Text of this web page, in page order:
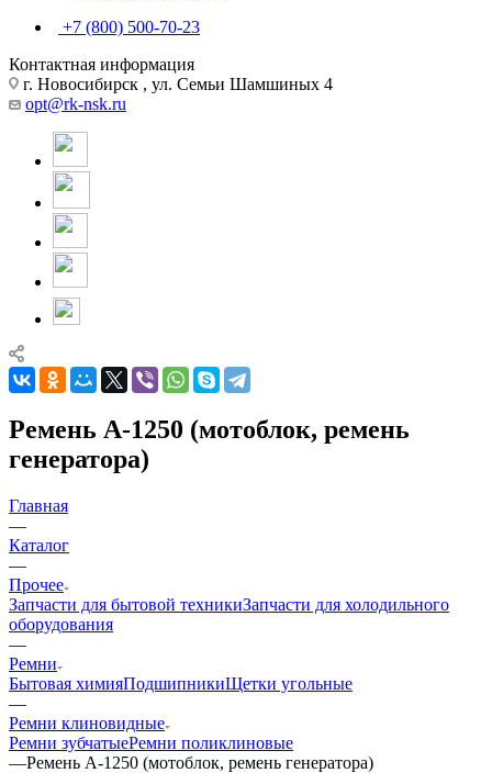
+7 (800) 500-70-23
Контактная информация
г. Новосибирск , ул. Семьи Шамшиных 4
opt@rk-nsk.ru
Ремень А-1250 (мотоблок, ремень
генератора)
Главная
—
Каталог
—
Прочее
Запчасти для бытовой техникиЗапчасти для холодильного
оборудования
—
Ремни
Бытовая химияПодшипникиЩетки угольные
—
Ремни клиновидные
Ремни зубчатыеРемни поликлиновые
—Ремень А-1250 (мотоблок, ремень генератора)